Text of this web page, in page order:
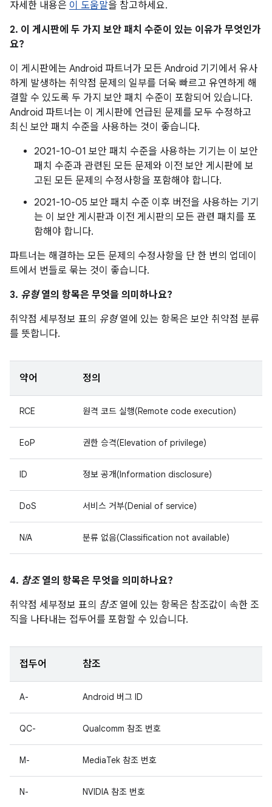
자세한 내용은 이 도움말을 참고하세요.
2. 이 게시판에 두 가지 보안 패치 수준이 있는 이유가 무엇인가
요?
이 게시판에는 Android 파트너가 모든 Android 기기에서 유사
하게 발생하는 취약점 문제의 일부를 더욱 빠르고 유연하게 해
결할 수 있도록 두 가지 보안 패치 수준이 포함되어 있습니다.
Android 파트너는 이 게시판에 언급된 문제를 모두 수정하고
최신 보안 패치 수준을 사용하는 것이 좋습니다.
2021-10-01 보안 패치 수준을 사용하는 기기는 이 보안
패치 수준과 관련된 모든 문제와 이전 보안 게시판에 보
고된 모든 문제의 수정사항을 포함해야 합니다.
2021-10-05 보안 패치 수준 이후 버전을 사용하는 기기
는 이 보안 게시판과 이전 게시판의 모든 관련 패치를 포
함해야 합니다.
파트너는 해결하는 모든 문제의 수정사항을 단 한 번의 업데이
트에서 번들로 묶는 것이 좋습니다.
3. 유형열의 항목은 무엇을 의미하나요?
취약점 세부정보 표의 유형열에 있는 항목은 보안 취약점 분류
를 뜻합니다.
약어 정의
RCE 원격 코드 실행(Remote code execution)
EoP 권한 승격(Elevation of privilege)
ID 정보 공개(Information disclosure)
DoS 서비스 거부(Denial of service)
N/A 분류 없음(Classification not available)
4. 참조열의 항목은 무엇을 의미하나요?
취약점 세부정보 표의 참조열에 있는 항목은 참조값이 속한 조
직을 나타내는 접두어를 포함할 수 있습니다.
접두어 참조
A- Android 버그 ID
QC- Qualcomm 참조 번호
M- MediaTek 참조 번호
N- NVIDIA 참조 번호